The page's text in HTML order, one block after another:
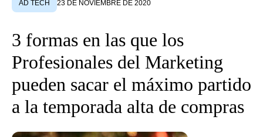
AD TECH 23 DE NOVIEMBRE DE 2020
3 formas en las que los
Profesionales del Marketing
pueden sacar el máximo partido
a la temporada alta de compras